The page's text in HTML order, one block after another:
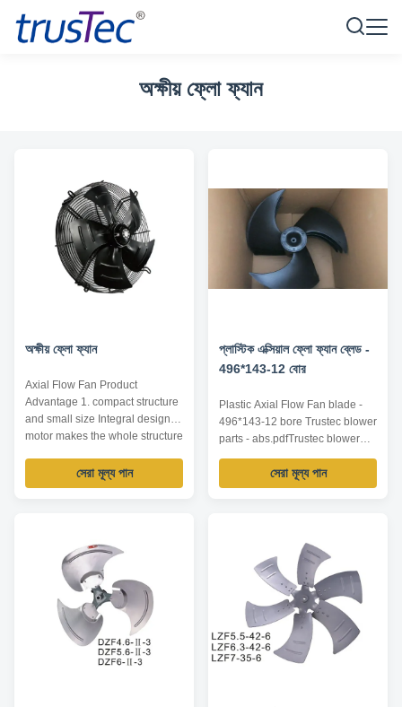
অক্ষীয় ফ্লো ফ্যান
অক্ষীয় ফ্লো ফ্যান
Axial Flow Fan Product
Advantage 1. compact structure
and small size Integral design of
motor makes the whole structure
dimension reduced. 2. wide
speed regulation range, smooth
সেরা মূল্য পান
প্লাস্টিক এক্সিয়াল ফ্লো ফ্যান ব্লেড -
496*143-12 বোর
Plastic Axial Flow Fan blade -
496*143-12 bore Trustec blower
parts - abs.pdfTrustec blower
parts - abs.pdf
সেরা মূল্য পান